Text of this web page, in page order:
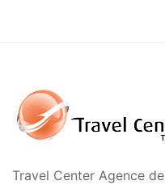
Travel Center Agence